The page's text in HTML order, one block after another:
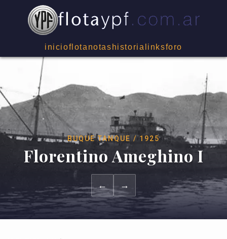
inicioflota notas historia linksforo
BUQUE TANQUE / 1925
Florentino Ameghino I
← →